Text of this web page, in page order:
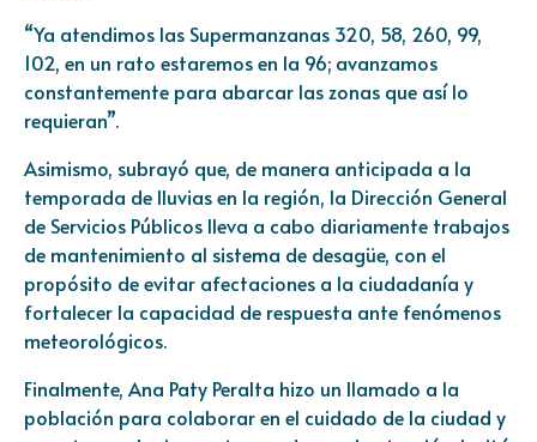
“Ya atendimos las Supermanzanas 320, 58, 260, 99,
102, en un rato estaremos en la 96; avanzamos
constantemente para abarcar las zonas que así lo
requieran”.
Asimismo, subrayó que, de manera anticipada a la
temporada de lluvias en la región, la Dirección General
de Servicios Públicos lleva a cabo diariamente trabajos
de mantenimiento al sistema de desagüe, con el
propósito de evitar afectaciones a la ciudadanía y
fortalecer la capacidad de respuesta ante fenómenos
meteorológicos.
Finalmente, Ana Paty Peralta hizo un llamado a la
población para colaborar en el cuidado de la ciudad y